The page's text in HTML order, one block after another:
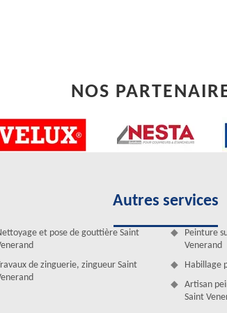
à Saint Venerand
en général. Si vous rencontrez un
pour l’urgence de fuite toiture. Notez que le point
faut procéder à des travaux un peu plus approfondis
pouvez faire appel à nous pour l’intervention.
NOS
Autres services
et pose de gouttière Saint
de zinguerie, zingueur Saint
Peinture
Venerand
Habillage
Artisan
Saint